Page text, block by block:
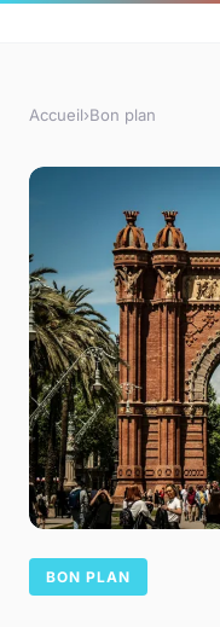
Accueil›Bon plan
BON PLAN